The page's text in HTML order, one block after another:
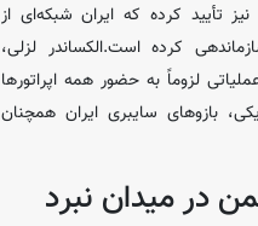
تأیید کرده که ایران شبکه‌ای از
کرده است.الکساندر لزلی،
لزوماً به حضور همه اپراتورها
بازوهای سایبری ایران همچنان
در میدان نبرد